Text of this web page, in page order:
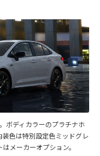
ボディカラーのプラチナホ
色は特別設定色ミッドグレ
メーカーオプション。